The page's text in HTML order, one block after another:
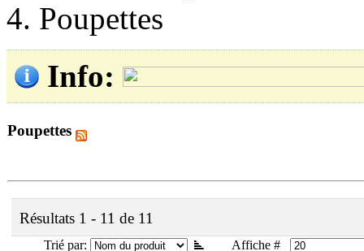
Poupettes
Info:
Poupettes
Résultats 1 - 11 de 11
Trié par:
Affiche #